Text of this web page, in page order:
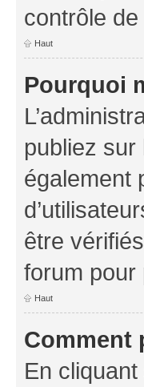
contrôle
Haut
Pourquoi
publiez sur
également
être
forum pour
Haut
Comment
En